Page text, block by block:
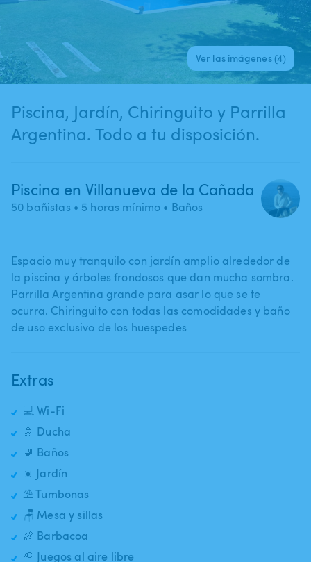
Ver las imágenes (4)
Piscina, Jardín, Chiringuito y Parrilla
Argentina. Todo a tu disposición.
Piscina en Villanueva de la Cañada
50 bañistas • 5 horas mínimo • Baños
Espacio muy tranquilo con jardín amplio alrededor de
la piscina y árboles frondosos que dan mucha sombra.
Parrilla Argentina grande para asar lo que se te
ocurra. Chiringuito con todas las comodidades y baño
de uso exclusivo de los huespedes
Extras
💻 Wi-Fi
🚿 Ducha
🚽 Baños
☀️ Jardín
⛱️ Tumbonas
🪑 Mesa y sillas
🍖 Barbacoa
🥏 Juegos al aire libre